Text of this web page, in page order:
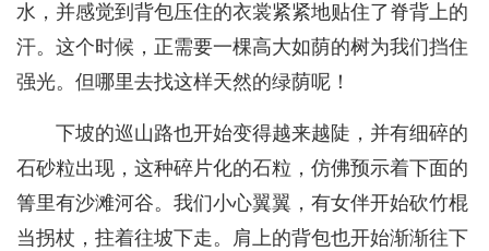
水，并感觉到背包压住的衣裳紧紧地贴住了脊背上的
汗。这个时候，正需要一棵高大如荫的树为我们挡住
强光。但哪里去找这样天然的绿荫呢！
下坡的巡山路也开始变得越来越陡，并有细碎的
石砂粒出现，这种碎片化的石粒，仿佛预示着下面的
箐里有沙滩河谷。我们小心翼翼，有女伴开始砍竹棍
当拐杖，拄着往坡下走。肩上的背包也开始渐渐往下